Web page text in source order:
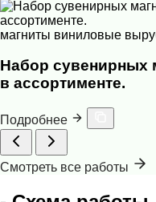
магниты виниловые
Набор сувенирных
в ассортименте.
Подробнее
Смотреть все работы